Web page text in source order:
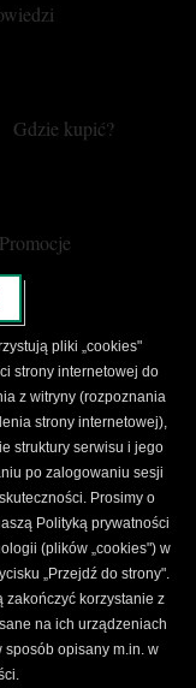
Gdzie kupić?
Promocje
prawna
Newsletter
Fajne Chłopaki,logo
pliki „cookies"
strony internetowej do
z witryny (rozpoznania
strony internetowej),
struktury serwisu i jego
po zalogowaniu sesji
Prosimy o
Polityką prywatności
(plików „cookies") w
„Przejdź do strony".
zakończyć korzystanie z
na ich urządzeniach
opisany m.in. w